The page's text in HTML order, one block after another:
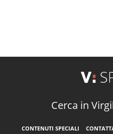
Cerca in
CONTENUTI SPECIALI